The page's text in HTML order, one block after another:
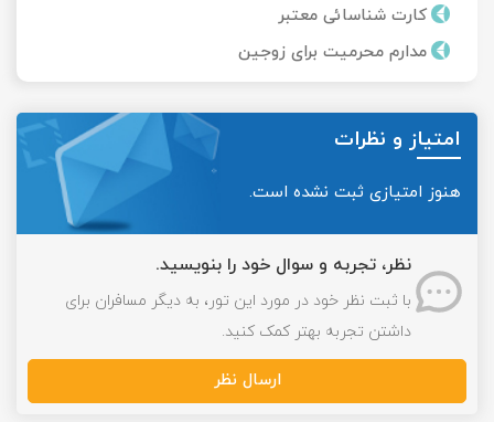
کارت شناسائی معتبر
مدارم محرمیت برای زوجین
امتیاز و نظرات
هنوز امتیازی ثبت نشده است.
نظر، تجربه و سوال خود را بنویسید.
با ثبت نظر خود در مورد این تور، به دیگر مسافران برای
داشتن تجربه بهتر کمک کنید.
ارسال نظر